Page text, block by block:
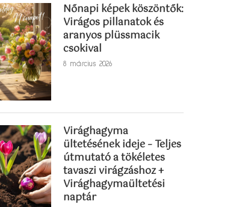
Nőnapi képek köszöntők:
Virágos pillanatok és
aranyos plüssmacik
csokival
8 március 2026
Virághagyma
ültetésének ideje – Teljes
útmutató a tökéletes
tavaszi virágzáshoz +
Virághagymaültetési
naptár